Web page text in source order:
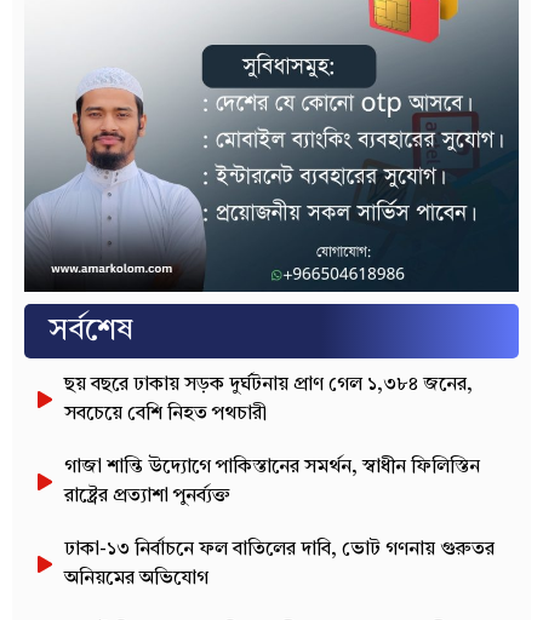
সর্বশেষ
ছয় বছরে ঢাকায় সড়ক দুর্ঘটনায় প্রাণ গেল ১,৩৮৪ জনের,
সবচেয়ে বেশি নিহত পথচারী
গাজা শান্তি উদ্যোগে পাকিস্তানের সমর্থন, স্বাধীন ফিলিস্তিন
রাষ্ট্রের প্রত্যাশা পুনর্ব্যক্ত
ঢাকা-১৩ নির্বাচনে ফল বাতিলের দাবি, ভোট গণনায় গুরুতর
অনিয়মের অভিযোগ